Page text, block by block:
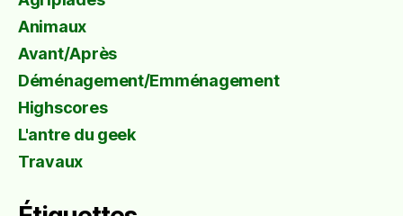
Animaux
Avant/Après
Déménagement/Emménagement
Highscores
L'antre du geek
Travaux